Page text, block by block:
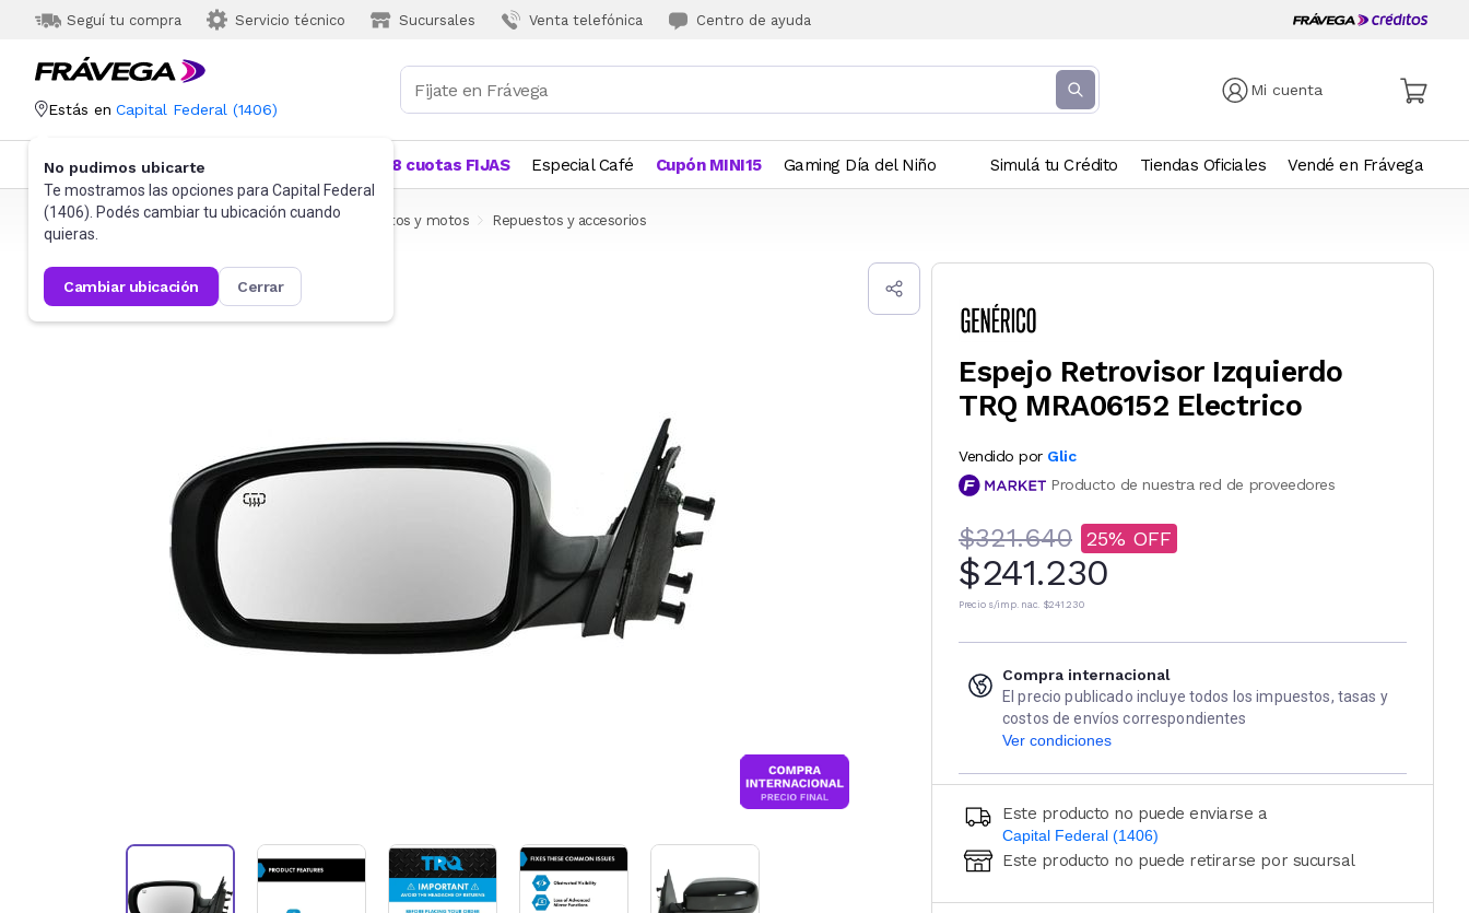
Seguí tu compra Servicio técnico Sucursales Venta telefónica Centro de ayuda
Mi cuenta
Estás en Capital Federal (1406)
No pudimos ubicarte
Te mostramos las opciones para Capital Federal
(1406). Podés cambiar tu ubicación cuando
quieras.
cambiar ubicación cerrar
Categorías Más Vendidos 18 cuotas FIJAS Especial Café Cupón MINI15 Gaming Día del Niño Simulá tu Crédito Tiendas Oficiales Vendé en Frávega
Frávega Autos, Motos y Otros Accesorios para autos y motos Repuestos y accesorios
Espejo Retrovisor Izquierdo
TRQ MRA06152 Electrico
Vendido por Glic
Producto de nuestra red de proveedores
$321.640 25
$241.230
Precio s/imp. nac. $241.230
Compra internacional
El precio publicado incluye todos los impuestos, tasas y
costos de envíos correspondientes
Ver condiciones
Este producto no puede enviarse a
Capital Federal (1406)
Ingresá código postal (sólo números)
CALCULAR
Este producto no puede retirarse por sucursal